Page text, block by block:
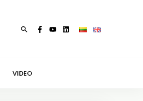
Paieška
VIDEO